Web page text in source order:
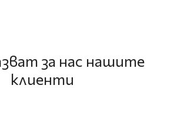
за нас нашите
клиенти